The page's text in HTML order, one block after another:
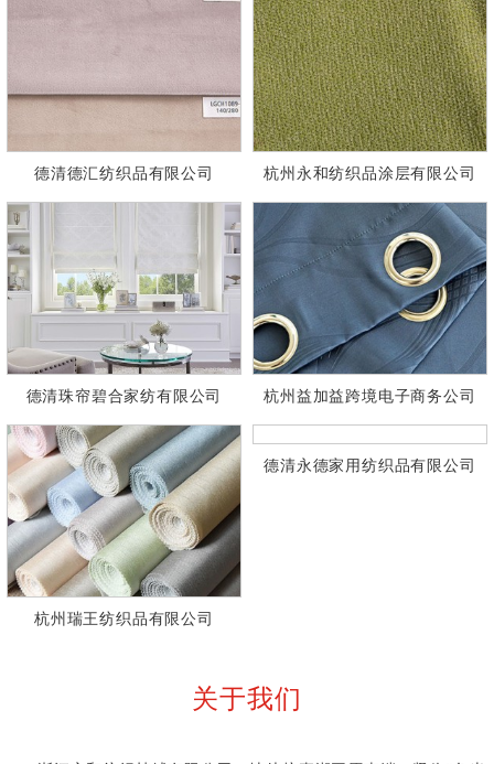
德清德汇纺织品有限公司 杭州永和纺织品涂层有限公司
德清珠帘碧合家纺有限公司 杭州益加益跨境电子商务公司
杭州瑞王纺织品有限公司
德清永德家用纺织品有限公司
关于我们